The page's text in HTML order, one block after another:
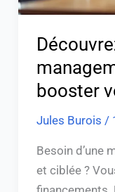
booster
Jules Burois /
Besoin d’une
et ciblée ?